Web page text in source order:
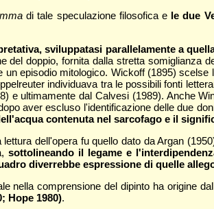
di tale speculazione filosofica e le due
sviluppatasi parallelamente a
del doppio, fornita dalla stretta somiglianza
un episodio mitologico. Wickoff (1895)
individuava tra le possibili fonti
e ultimamente dal Calvesi (1989). Anche
aver escluso l'identificazione delle due
contenuta nel sarcofago e il
lettura dell'opera fu quello dato da Argan
sottolineando il legame e
diverrebbe espressione di quelle
nella comprensione del dipinto ha origine
Hope 1980).